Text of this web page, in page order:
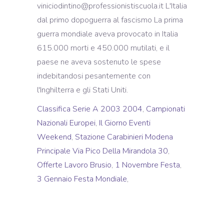
viniciodintino@professionistiscuola.it L'Italia
dal primo dopoguerra al fascismo La prima
guerra mondiale aveva provocato in Italia
615.000 morti e 450.000 mutilati, e il
paese ne aveva sostenuto le spese
indebitandosi pesantemente con
l'Inghilterra e gli Stati Uniti.
Classifica Serie A 2003 2004, Campionati
Nazionali Europei, Il Giorno Eventi
Weekend, Stazione Carabinieri Modena
Principale Via Pico Della Mirandola 30,
Offerte Lavoro Brusio, 1 Novembre Festa,
3 Gennaio Festa Mondiale,